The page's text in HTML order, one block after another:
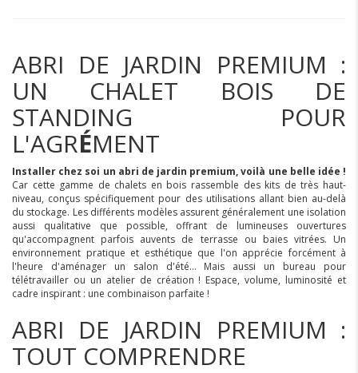
ABRI DE JARDIN PREMIUM :
UN CHALET BOIS DE
STANDING POUR
L'AGRÉMENT
Installer chez soi un abri de jardin premium, voilà une belle idée !
Car cette gamme de chalets en bois rassemble des kits de très haut-
niveau, conçus spécifiquement pour des utilisations allant bien au-delà
du stockage. Les différents modèles assurent généralement une isolation
aussi qualitative que possible, offrant de lumineuses ouvertures
qu'accompagnent parfois auvents de terrasse ou baies vitrées. Un
environnement pratique et esthétique que l'on apprécie forcément à
l'heure d'aménager un salon d'été... Mais aussi un bureau pour
télétravailler ou un atelier de création ! Espace, volume, luminosité et
cadre inspirant : une combinaison parfaite !
ABRI DE JARDIN PREMIUM :
TOUT COMPRENDRE